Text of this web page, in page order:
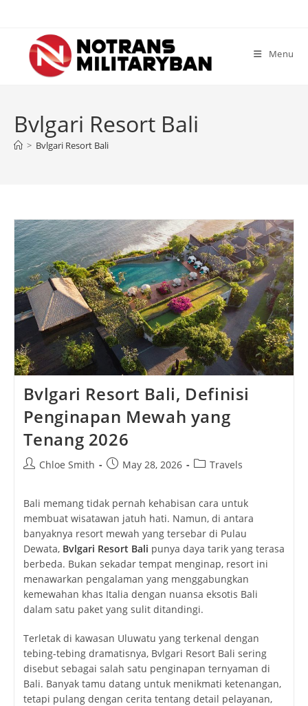
content
Menu
Bvlgari Resort Bali
> Bvlgari Resort Bali
Bvlgari Resort Bali, Definisi
Penginapan Mewah yang
Tenang 2026
PostChloe Smith
PostMay 28, 2026
PostTravels
Bali memang tidak pernah kehabisan cara untuk
membuat wisatawan jatuh hati. Namun, di antara
banyaknya resort mewah yang tersebar di Pulau
Dewata, Bvlgari Resort Bali punya daya tarik yang terasa
berbeda. Bukan sekadar tempat menginap, resort ini
menawarkan pengalaman yang menggabungkan
kemewahan khas Italia dengan nuansa eksotis Bali
dalam satu paket yang sulit ditandingi.
Terletak di kawasan Uluwatu yang terkenal dengan
tebing-tebing dramatisnya, Bvlgari Resort Bali sering
disebut sebagai salah satu penginapan ternyaman di
Bali. Banyak tamu datang untuk menikmati ketenangan,
tetapi pulang dengan cerita tentang detail pelayanan,